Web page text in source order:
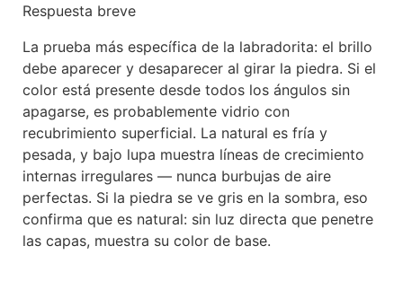
Respuesta breve
La prueba más específica de la labradorita: el brillo
debe aparecer y desaparecer al girar la piedra. Si el
color está presente desde todos los ángulos sin
apagarse, es probablemente vidrio con
recubrimiento superficial. La natural es fría y
pesada, y bajo lupa muestra líneas de crecimiento
internas irregulares — nunca burbujas de aire
perfectas. Si la piedra se ve gris en la sombra, eso
confirma que es natural: sin luz directa que penetre
las capas, muestra su color de base.